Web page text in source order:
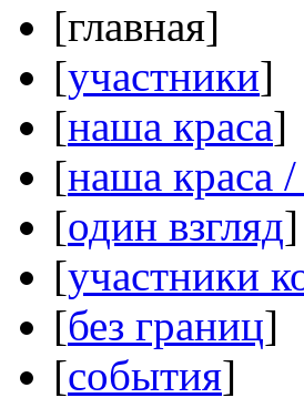
[главная]
[участники]
[наша краса]
[наша краса
[один взгляд]
[участники
[без границ]
[события]